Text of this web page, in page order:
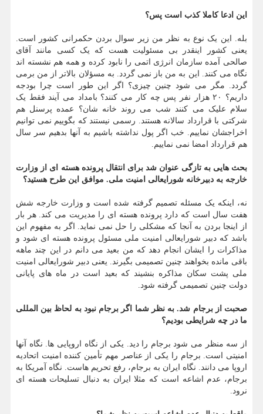
این ادعا کاملا کذب است پس؟
بله. این یک نوع به نظر من زیر سوال بردن حکمرانی کشور است.
یعنی کشور اینقدر بی مسئولیت هست که یک کسی مانند آقای
صالحی آمده سازمان انرژی اتمی را نابود کرده و همه هم نشسته اند
نگاه می کنند. این به من باز نمی گردد. به مسؤلان بالاتر از من برمی
گردد. مگر می شود چنین چیزی؟ اگر این طور است چرا بودجه
داریم؟ ۲۰ هزار نفر پس چه کار می کنند؟ بامداد می آیند فقط یک
سلام علیک می کنند شب می روند خانه شان؟ عمده پرسنل هم
شرکتی با قرارداد سالانه هستند. رسمی نیستند که بگوییم نمی توانیم
اخراجشان نماییم. خب اگر پول نداشته باشیم به آنها بدهیم سر سال
هم قرارداد امضا نمی نماییم.
بحث هایی به تازگی عنوان شد برای انتقال پرونده هسته ای از وزارت
خارجه به دبیرخانه شورایعالی امنیت ملی. موافق این طرح هستید؟
نه، اینکه یک مسئله تصمیم گرفته شده است و وزارت خارجه شش
هفت سال است که دارد پرونده هسته ای را مدیریت می کند. هر بار
از اینجا بردن به آنجا که مشکلی را حل نمی نماید. اگر به مفهوم این
باشد که دبیر شورایعالی امنیت ملی مسئول پرونده هسته ای شود و
مذاکرات را ایشان انجام دهد که من بعید می دانم در این چند ماهه
باقی مانده بخواهند چنین تصمیمی بگیرند. یعنی دبیر شورایعالی امنیت
ملی پشت سکان مذاکره بنشیند که بعید است در ماه های پایانی
دولت چنین تصمیمی گرفته شود.
صحبت از برجام شد. به نظر شما اگر برجام نبود به لحاظ بین المللی
ما در چه شرایطی بودیم؟
از سه منظر می شود برجام را دید. یکی از نگاه اروپایی ها. نگاه آنها
امنیتی است. برجام را یکی از عناصر مهم تأمین کننده امنیت اتحادیه
اروپا می دانند. نگاه ایران به برجام، رفع تحریم هاست. نگاه آمریکا به
برجام، عدم اشاعه است که مثلا ایران به دنبال تسلیحات هسته ای
نرود.